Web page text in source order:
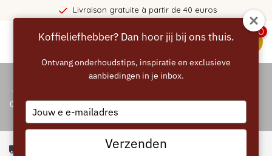
Livraison gratuite à partir de 40 euros
0
Accueil
CATALOGUE
Bestel voor 22:00 voor zelfde dag verzending!
Koffieliefhebber? Dan hoor jij bij ons thuis.
Ontvang onderhoudstips, inspiratie en exclusieve
aanbiedingen in je inbox.
Type
your
email
Verzenden